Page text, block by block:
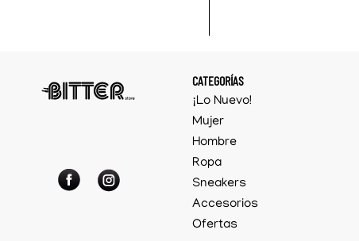
CATEGORÍAS
¡Lo Nuevo!
Mujer
Hombre
Ropa
Sneakers
Accesorios
Ofertas